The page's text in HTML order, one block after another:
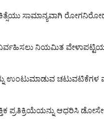
ಸಾಮಾನ್ಯವಾಗಿ
ನಿಯಮಿತ
ಚಟುವಟಿಕೆಗಳ
ಪ್ರತಿಕ್ರಿಯೆಯನ್ನು ಆಧರಿಸಿ